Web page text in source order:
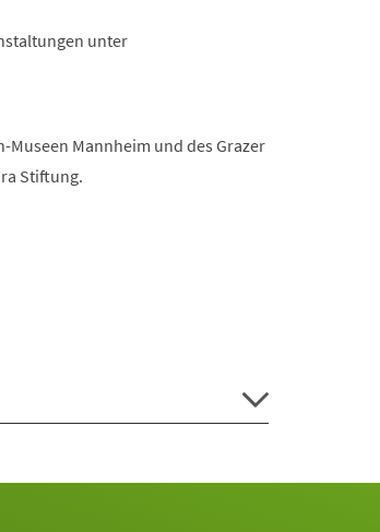
unter
Museen Mannheim und des Grazer
Stiftung.